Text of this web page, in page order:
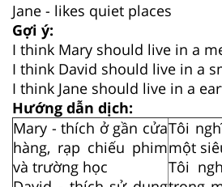
Jane - likes quiet places
Gợi ý:
I think Mary should live in a
I think David should live in a
I think Jane should live in a
Hướng dẫn dịch:
Mary - thích ở gần cửa
hàng, rạp chiếu phim
và trường học
Tôi
một
Tôi